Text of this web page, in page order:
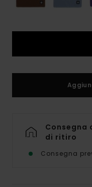
Consegna
di ritiro
Consegna